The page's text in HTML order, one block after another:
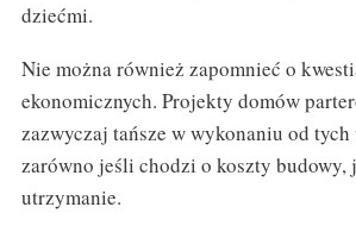
dziećmi.
Nie można również zapomnieć o
ekonomicznych. Projekty domów
zazwyczaj tańsze w wykonaniu od
zarówno jeśli chodzi o koszty budowy,
utrzymanie.